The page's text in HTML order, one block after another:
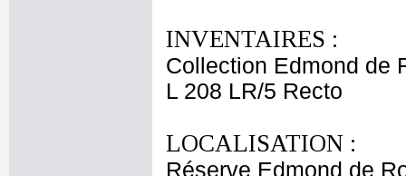
INVENTAIRES :
Collection Edmond de
L 208 LR/5 Recto
LOCALISATION :
Réserve Edmond de